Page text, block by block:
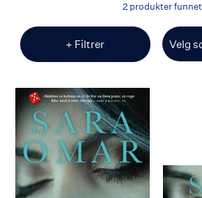
2 produkter funnet
+ Filtrer